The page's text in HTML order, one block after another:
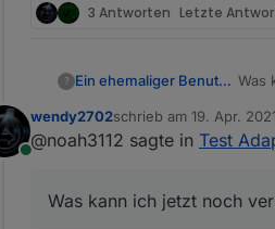
3 Antworten Letzte
? Ein ehemaliger Benutzer Was
Online
wendy2702schrieb am 19. Apr.
zuletzt editiert von
@noah3112 sagte in Test
Was kann ich jetzt noch